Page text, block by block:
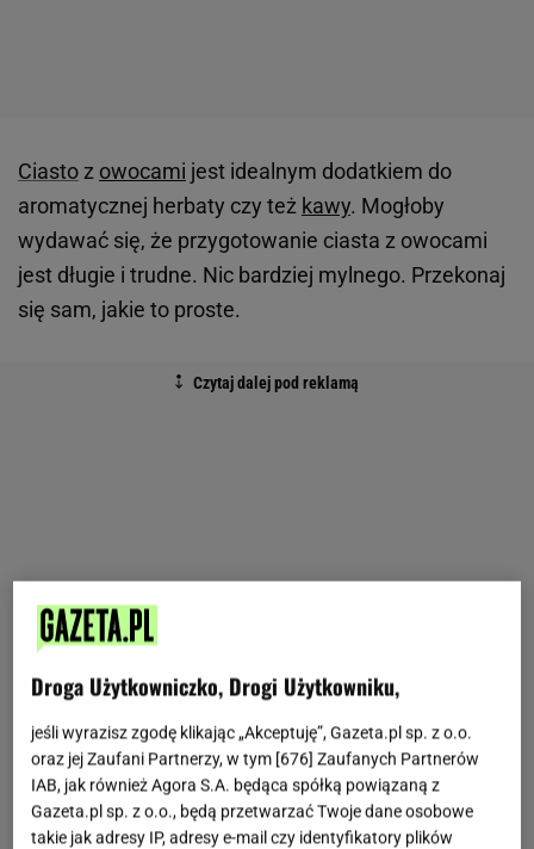
Ciastoz owocami jest idealnym dodatkiem do
aromatycznej herbaty czy też kawy. Mogłoby
wydawać się, że przygotowanie ciasta z owocami
jest długie i trudne. Nic bardziej mylnego. Przekonaj
się sam, jakie to proste.
Droga Użytkowniczko, Drogi Użytkowniku,
jeśli wyrazisz zgodę klikając „Akceptuję”, Gazeta.pl sp. z o.o.
oraz jej Zaufani Partnerzy, w tym [676] Zaufanych Partnerów
IAB, jak również Agora S.A. będąca spółką powiązaną z
Gazeta.pl sp. z o.o., będą przetwarzać Twoje dane osobowe
takie jak adresy IP, adresy e-mail czy identyfikatory plików